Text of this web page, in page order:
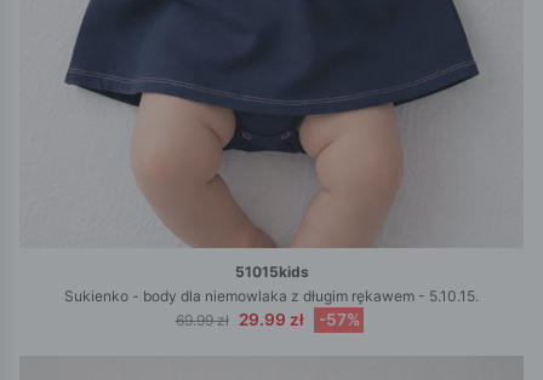
51015kids
Sukienko - body dla niemowlaka z długim rękawem - 5.10.15.
69.99 zł
29.99 zł -57%